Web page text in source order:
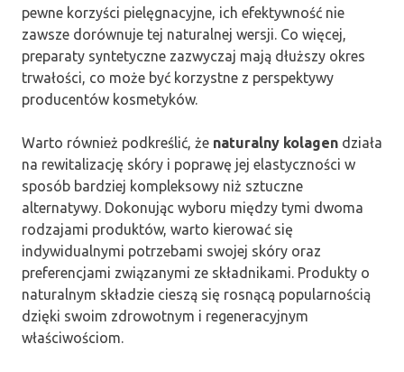
pewne korzyści pielęgnacyjne, ich efektywność nie
zawsze dorównuje tej naturalnej wersji. Co więcej,
preparaty syntetyczne zazwyczaj mają dłuższy okres
trwałości, co może być korzystne z perspektywy
producentów kosmetyków.
Warto również podkreślić, że naturalny kolagen działa
na rewitalizację skóry i poprawę jej elastyczności w
sposób bardziej kompleksowy niż sztuczne
alternatywy. Dokonując wyboru między tymi dwoma
rodzajami produktów, warto kierować się
indywidualnymi potrzebami swojej skóry oraz
preferencjami związanymi ze składnikami. Produkty o
naturalnym składzie cieszą się rosnącą popularnością
dzięki swoim zdrowotnym i regeneracyjnym
właściwościom.